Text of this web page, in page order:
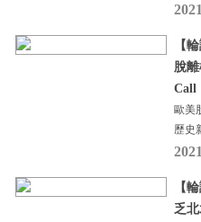
【
脫
Call
歐美
歷史
【
乏